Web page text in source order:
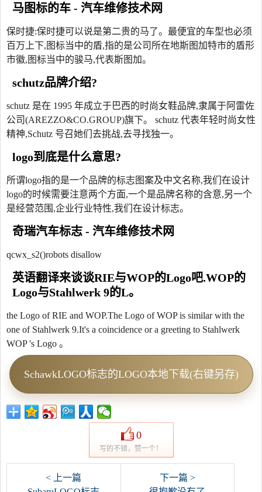
马图标的车 - 汽车维修技术网
保时捷:保时捷可以说是第二贵的马了。最便宜的车型也必须
百万上下,图标当中的盾,指的是公司所在地斯图加特市的盾形
市徽,图标当中的骏马,代表斯图加。
schutz品牌介绍?
schutz 是在 1995 年成立于巴西的时尚女鞋品牌,隶属于阿雷佐
公司(AREZZO&CO.GROUP)旗下。 schutz 代表年轻时尚女性
精神,Schutz 号召她们去挑战,去寻找独一。
logo到底是什么意思?
所谓logo指的是一个品牌的标志图案及中文名称,我们在设计
logo的时候需要注意两个方面,一个是品牌名称的含意,另一个
是经营范围,企业行业特性,我们在设计标志。
奇瑞汽车标志 - 汽车维修技术网
qcwx_s2()robots disallow
英语翻译来谈谈RIE与WOP的Logo吧.WOP的
Logo与Stahlwerk 9的L。
the Logo of RIE and WOP.The Logo of WOP is similar with the
one of Stahlwerk 9.It's a coincidence or a greeting to Stahlwerk
WOP 's Logo 。
SchawkLOGO标志的LOGO本地下载(右键另存)
0
写的不错，赞一个！
< 上一篇
下一篇 >